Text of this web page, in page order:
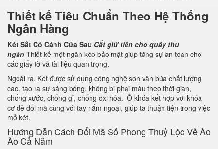
Thiết kế Tiêu Chuẩn Theo Hệ Thống
Ngân Hàng
Két Sắt Có Cánh Cửa Sau Cất giữ tiền cho quầy thu
ngân Thiết kế một ngăn kéo bảo mật giúp tăng sự an toàn cho
các giấy tờ và tài liệu quan trọng.
Ngoài ra, Két được sử dụng công nghệ sơn vân búa chất lượng
cao. tạo ra sự sáng bóng, không bị phai màu theo thời gian,
chống xước, chống gỉ, chống oxi hóa. Ổ khóa kết hợp với khóa
cơ dễ đổi mã cùng với tay nắm ngoại, giúp ta thuận tiện trong việc
mở két.
Hướng Dẫn Cách Đổi Mã Số Phong Thuỷ Lộc Về Ào
Ào Cả Năm